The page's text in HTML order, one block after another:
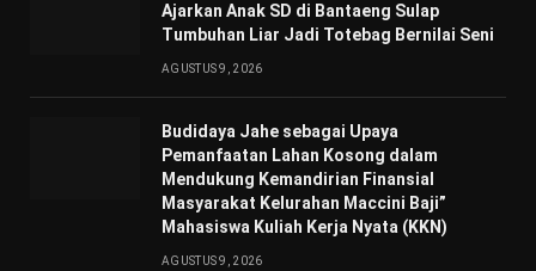
Ajarkan Anak SD di Bantaeng Sulap
Tumbuhan Liar Jadi Totebag Bernilai Seni
AGUSTUS 9, 2026
Budidaya Jahe sebagai Upaya
Pemanfaatan Lahan Kosong dalam
Mendukung Kemandirian Finansial
Masyarakat Kelurahan Maccini Baji”
Mahasiswa Kuliah Kerja Nyata (KKN)
AGUSTUS 9, 2026